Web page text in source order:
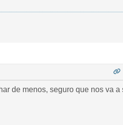
de menos, seguro que nos va